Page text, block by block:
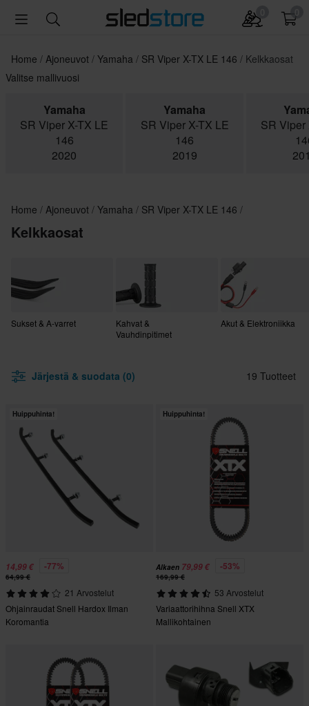
Home Ajoneuvot Yamaha SR Viper X-TX LE 146
Kelkkaosat
Valitse mallivuosi
Yamaha
SR Viper X-TX LE
146
2020
Yamaha
SR Viper X-TX LE
146
2019
SR Viper
Home Ajoneuvot Yamaha SR Viper X-TX LE 146
Kelkkaosat
Sukset & A-varret
Kahvat &
Vauhdinpitimet
Akut & Elektroniikka
Järjestä & suodata (0) 19 Tuotteet
Huippuhinta!
14,99 € -77%
64,99 €
21 Arvostelut
Ohjainraudat Snell Hardox Ilman
Koromantia
Huippuhinta!
Alkaen 79,99 € -53%
169,99 €
53 Arvostelut
Variaattorihihna Snell XTX
Mallikohtainen